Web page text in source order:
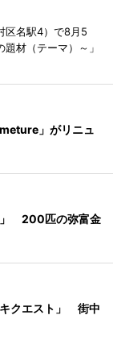
区名駅4）で8月5
材（テーマ）～」
」がリニュ
」 200匹の弥富金
クエスト」 街中